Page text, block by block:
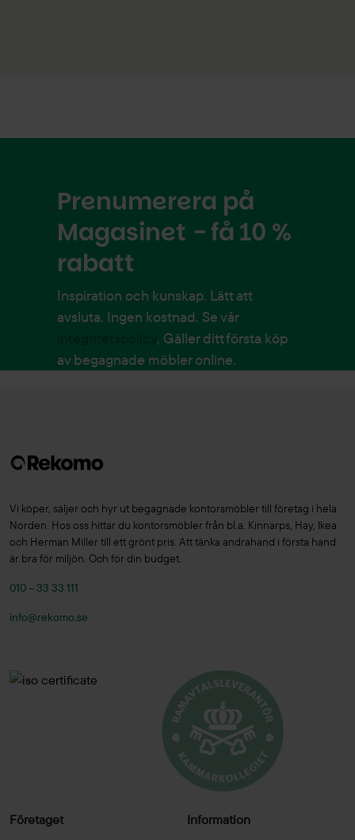
Prenumerera på
Magasinet - få 10 %
rabatt
Inspiration och kunskap. Lätt att
avsluta. Ingen kostnad. Se vår
. Gäller ditt första köp
av begagnade möbler online.
Vi köper, säljer och hyr ut begagnade kontorsmöbler till företag i hela
Norden. Hos oss hittar du kontorsmöbler från bl.a. Kinnarps, Hay, Ikea
och Herman Miller till ett grönt pris. Att tänka andrahand i första hand
är bra för miljön. Och för din budget.
010 – 33 33 111
info@rekomo.se
Företaget Information